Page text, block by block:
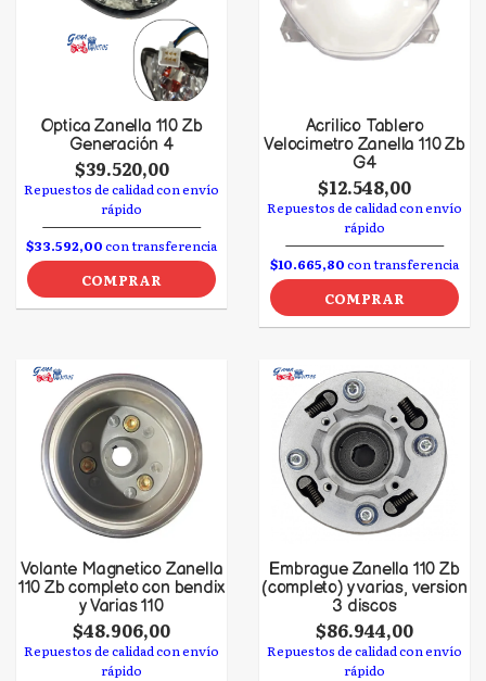
Optica Zanella 110 Zb
Generación 4
$39.520,00
Repuestos de calidad con envío
rápido
$33.592,00con transferencia
COMPRAR
Acrilico Tablero
Velocimetro Zanella 110 Zb
G4
$12.548,00
Repuestos de calidad con envío
rápido
$10.665,80con transferencia
COMPRAR
Volante Magnetico Zanella
110 Zb completo con bendix
y Varias 110
$48.906,00
Repuestos de calidad con envío
rápido
Embrague Zanella 110 Zb
(completo) y varias, version
3 discos
$86.944,00
Repuestos de calidad con envío
rápido